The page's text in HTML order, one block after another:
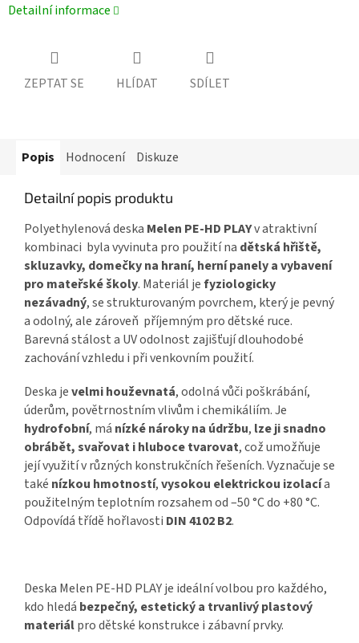
Detailní informace
ZEPTAT SE HLÍDAT SDÍLET
Popis Hodnocení Diskuze
Detailní popis produktu
Polyethylenová deska Melen PE-HD PLAYv atraktivní
kombinaci byla vyvinuta pro použití na dětská hřiště,
skluzavky, domečky na hraní, herní panely a vybavení
pro mateřské školy. Materiál jefyziologicky
nezávadný, se strukturovaným povrchem, který je pevný
a odolný, ale zároveň příjemným pro dětské ruce.
Barevná stálost a UV odolnost zajišťují dlouhodobé
zachování vzhledu i při venkovním použití.
Deska jevelmi houževnatá, odolná vůči poškrábání,
úderům, povětrnostním vlivům i chemikáliím. Je
hydrofobní, má nízké nároky na údržbu, lze ji snadno
obrábět, svařovat i hluboce tvarovat, což umožňuje
její využití v různých konstrukčních řešeních. Vyznačuje se
také nízkou hmotností,vysokou elektrickou izolacía
použitelným teplotním rozsahem od –50 °C do +80 °C.
Odpovídá třídě hořlavosti DIN 4102 B2.
Deska Melen PE-HD PLAY je ideální volbou pro každého,
kdo hledá bezpečný, estetický a trvanlivý plastový
materiálpro dětské konstrukce i zábavní prvky.